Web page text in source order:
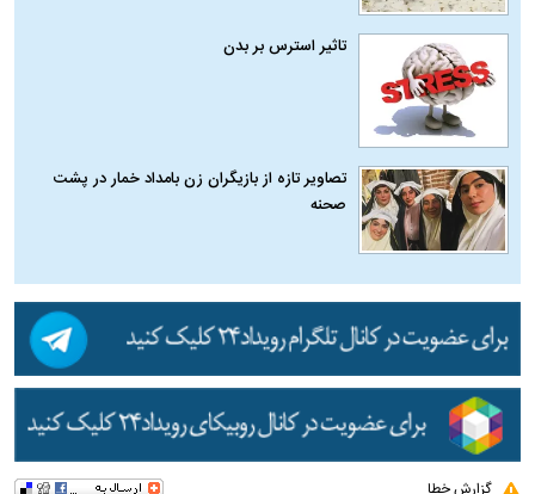
تاثیر استرس بر بدن
تصاویر تازه از بازیگران زن بامداد خمار در پشت
صحنه